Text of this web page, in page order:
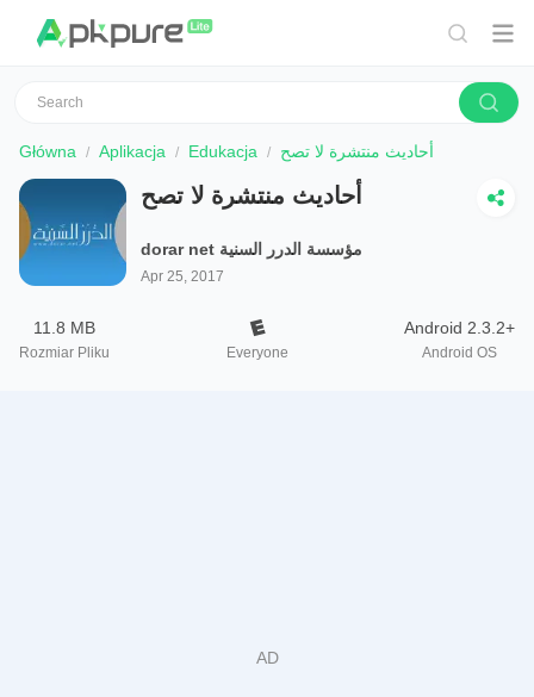
Główna Aplikacja Edukacja أحاديث منتشرة لا تصح
أحاديث منتشرة لا تصح
dorar net مؤسسة الدرر السنية
Apr 25, 2017
11.8 MB
Rozmiar Pliku Everyone
Android 2.3.2+
Android OS